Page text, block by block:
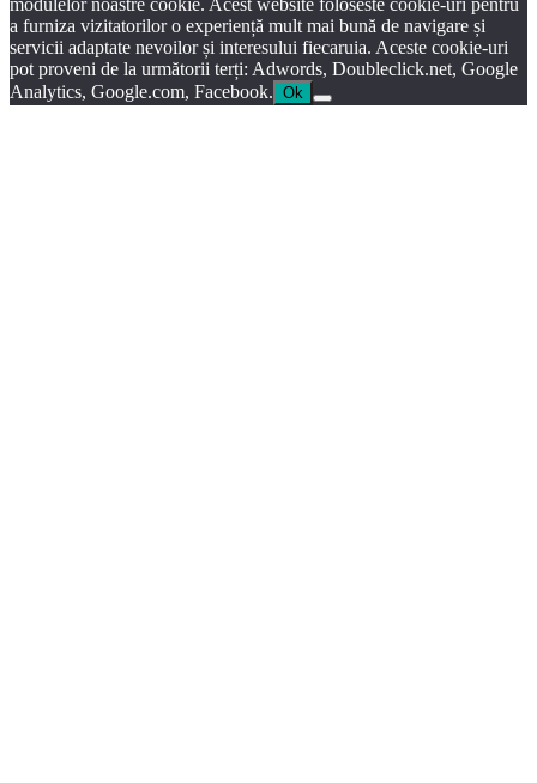
a furniza vizitatorilor o experiență mult mai bună de navigare și
servicii adaptate nevoilor și interesului fiecaruia. Aceste cookie-uri
pot proveni de la următorii terți: Adwords, Doubleclick.net, Google
Analytics, Google.com, Facebook. Ok